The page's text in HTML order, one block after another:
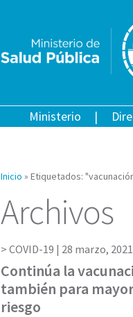
Ministerio
Inicio » Etiquetados:
Archivos
COVID-19 | 28 marzo, 2021
Continúa la
también para
riesgo